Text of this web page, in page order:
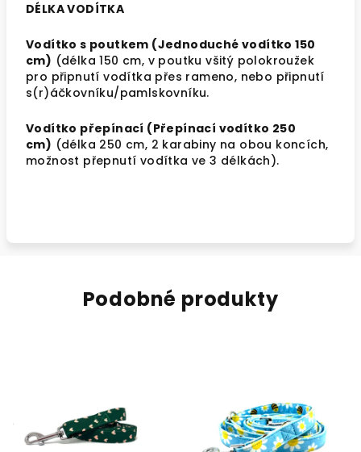
DÉLKA VODÍTKA
Vodítko s poutkem (Jednoduché vodítko 150
cm) (délka 150 cm, v poutku všitý polokroužek
pro připnutí vodítka přes rameno, nebo připnutí
s(r)áčkovníku/pamlskovníku.
Vodítko přepínací (Přepínací vodítko 250
cm) (délka 250 cm, 2 karabiny na obou koncích,
možnost přepnutí vodítka ve 3 délkách).
Podobné produkty